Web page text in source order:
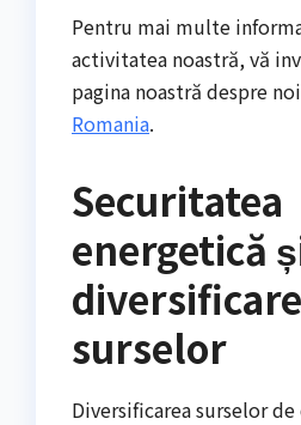
Pentru mai multe
activitatea noastră, vă
pagina noastră despre
Romania.
Securitatea
energetică
surselor
Diversificarea surselor